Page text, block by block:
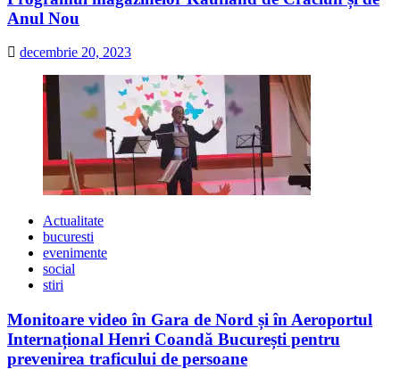
Anul Nou
decembrie 20, 2023
Actualitate
bucuresti
evenimente
social
stiri
Monitoare video în Gara de Nord și în Aeroportul
Internațional Henri Coandă București pentru
prevenirea traficului de persoane